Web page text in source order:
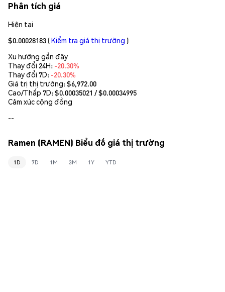
Phân tích giá
Hiện tại
$0.00028183 (Kiểm tra giá thị trường )
Xu hướng gần đây
Thay đổi 24H: -20.30%
Thay đổi 7D: -20.30%
Giá trị thị trường:$6,972.00
Cao/Thấp 7D: $0.00035021 / $0.00034995
Cảm xúc cộng đồng
--
Ramen (RAMEN) Biểu đồ giá thị trường
1D 7D 1M 3M 1Y YTD